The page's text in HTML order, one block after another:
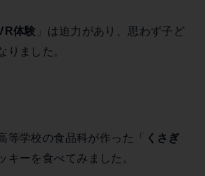
体験 」は迫力があり、思わず子ど
りました。
等学校の食品科が作った「 くさぎ
キーを食べてみました。